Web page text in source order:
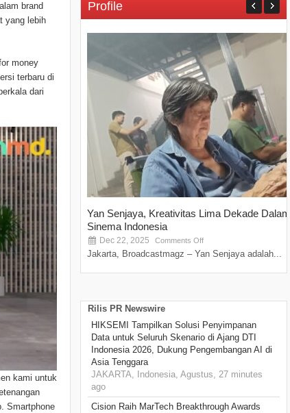
brand
yang lebih
money
terbaru di
dari
kami untuk
Smartphone
Profile
Yan Senjaya, Kreativitas Lima Dekade Dalam
Sinema Indonesia
Dec 22, 2025 Comments Off
Jakarta, Broadcastmagz – Yan Senjaya adalah...
Rilis PR Newswire
HIKSEMI Tampilkan Solusi Penyimpanan
Data untuk Seluruh Skenario di Ajang DTI
Indonesia 2026, Dukung Pengembangan AI di
Asia Tenggara
JAKARTA, Indonesia, Agustus, 27 minutes
ago
Cision Raih MarTech Breakthrough Awards